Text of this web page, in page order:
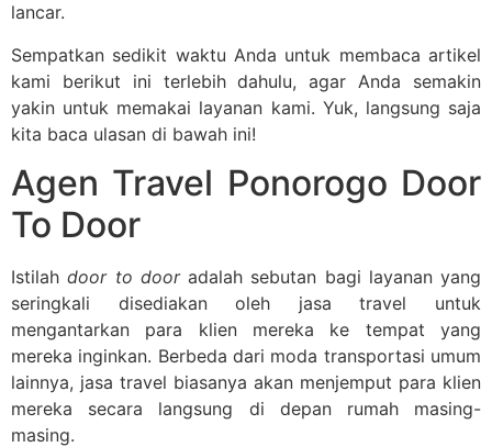
lancar.
Sempatkan sedikit waktu Anda untuk membaca artikel
kami berikut ini terlebih dahulu, agar Anda semakin
yakin untuk memakai layanan kami. Yuk, langsung saja
kita baca ulasan di bawah ini!
Agen Travel Ponorogo Door
To Door
Istilahdoor to door adalah sebutan bagi layanan yang
seringkali disediakan oleh jasa travel untuk
mengantarkan para klien mereka ke tempat yang
mereka inginkan. Berbeda dari moda transportasi umum
lainnya, jasa travel biasanya akan menjemput para klien
mereka secara langsung di depan rumah masing-
masing.